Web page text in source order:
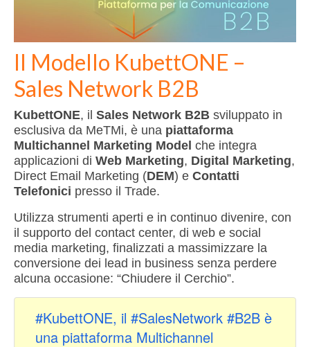
Il Modello KubettONE –
Sales Network B2B
KubettONE, il Sales Network B2B sviluppato in
esclusiva da MeTMi, è una piattaforma
Multichannel Marketing Model che integra
applicazioni di Web Marketing, Digital Marketing,
Direct Email Marketing (DEM) e Contatti
Telefonici presso il Trade.
Utilizza strumenti aperti e in continuo divenire, con
il supporto del contact center, di web e social
media marketing, finalizzati a massimizzare la
conversione dei lead in business senza perdere
alcuna occasione: “Chiudere il Cerchio”.
#KubettONE, il #SalesNetwork #B2B è
una piattaforma Multichannel